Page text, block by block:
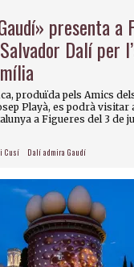
presenta a
Dalí per
produïda pels Amics
Playà, es podrà visitar
a Figueres del 3 de
Cusí Dalí admira Gaudí